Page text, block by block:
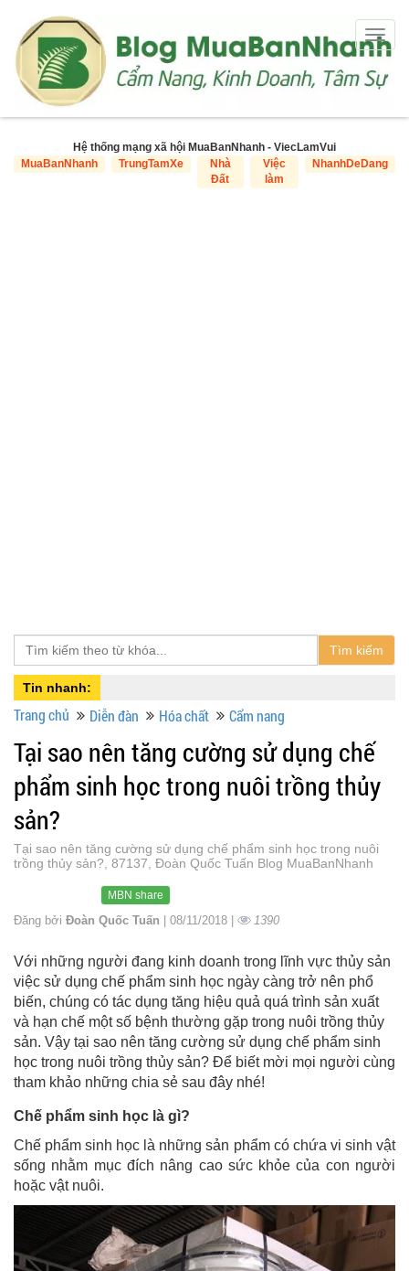
Hệ thống mạng xã hội MuaBanNhanh - ViecLamVui
MuaBanNhanh
TrungTamXe
Nhà
Đất
Việc
làm
NhanhDeDang
Tìm kiếm
Tin nhanh:
Trang chủ Diễn đàn Hóa chất Cẩm nang
Tại sao nên tăng cường sử dụng chế
phẩm sinh học trong nuôi trồng thủy
sản?
Tại sao nên tăng cường sử dụng chế phẩm sinh học trong nuôi
trồng thủy sản?, 87137, Đoàn Quốc Tuấn Blog MuaBanNhanh
MBN share
Đăng bởi Đoàn Quốc Tuấn | 08/11/2018 | 1390
Với những người đang kinh doanh trong lĩnh vực thủy sản
việc sử dụng chế phẩm sinh học ngày càng trở nên phổ
biến, chúng có tác dụng tăng hiệu quả quá trình sản xuất
và hạn chế một số bệnh thường gặp trong nuôi trồng thủy
sản. Vậy tại sao nên tăng cường sử dụng chế phẩm sinh
học trong nuôi trồng thủy sản? Để biết mời mọi người cùng
tham khảo những chia sẻ sau đây nhé!
Chế phẩm sinh học là gì?
Chế phẩm sinh học là những sản phẩm có chứa vi sinh vật
sống nhằm mục đích nâng cao sức khỏe của con người
hoặc vật nuôi.